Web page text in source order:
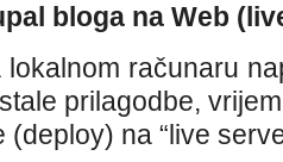
bloga na Web
računaru
prilagodbe,
na “live